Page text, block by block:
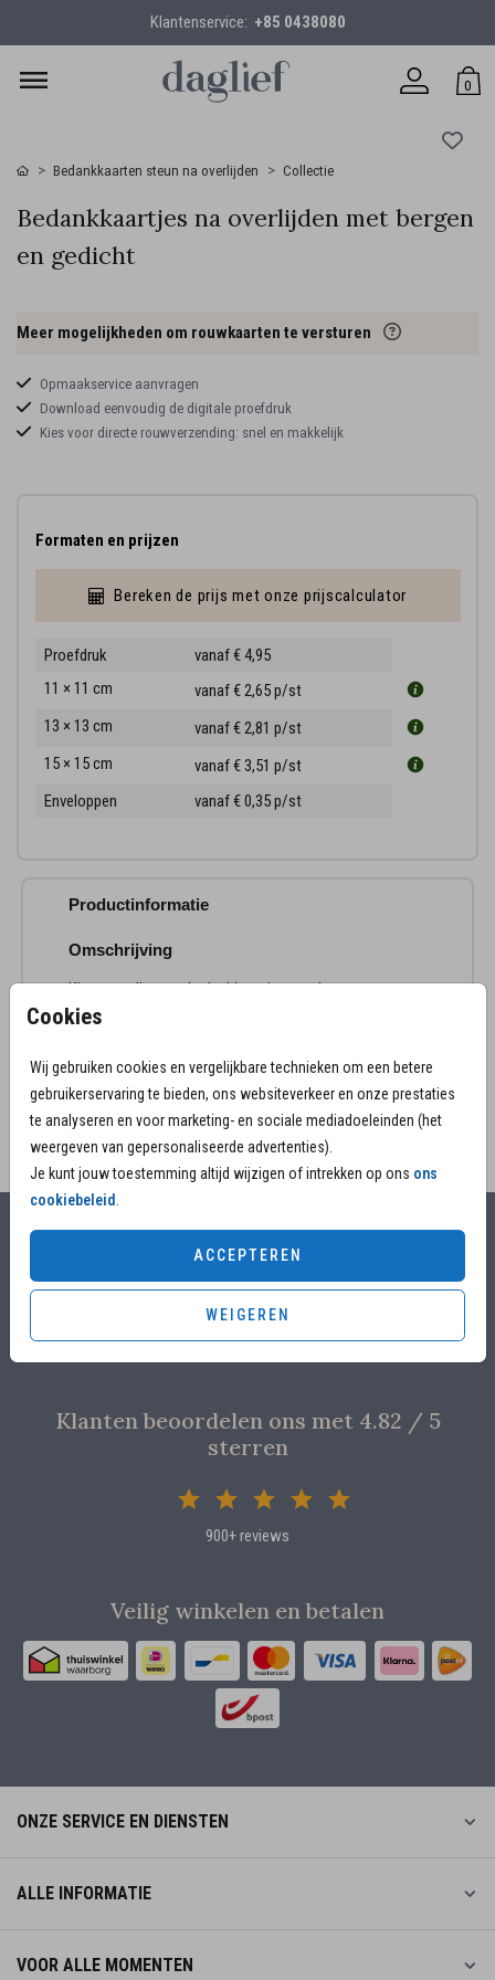
Klantenservice: +85 0438080
0
Cookies
Wij gebruiken cookies en vergelijkbare technieken om een betere
gebruikerservaring te bieden, ons websiteverkeer en onze prestaties
te analyseren en voor marketing- en sociale mediadoeleinden (het
weergeven van gepersonaliseerde advertenties).
Je kunt jouw toestemming altijd wijzigen of intrekken op ons ons
cookiebeleid
ACCEPTEREN
WEIGEREN
Bedankkaarten steun na overlijden Collectie
Bedankkaartjes na overlijden met bergen
en gedicht
Meer mogelijkheden om rouwkaarten te versturen
Opmaakservice aanvragen
Download eenvoudig de digitale proefdruk
Kies voor directe rouwverzending: snel en makkelijk
Formaten en prijzen
Bereken de prijs met onze prijscalculator
Proefdruk
vanaf € 4,95
11 × 11 cm
vanaf € 2,65p/st
13 × 13 cm
vanaf € 2,81 p/st
15 × 15 cm
vanaf € 3,51 p/st
Enveloppen
vanaf € 0,35p/st
Productinformatie
Omschrijving
Kies voor dit rouw bedankkaartje met als extra
toevoeging folie. Een mooi aandenken om te
Alles voor jouw moment
Overleg met designers van de ontwerpstudio
Proefdruk voor €4,95
Klanten beoordelen ons met 4.82 / 5
sterren
900+ reviews
Veilig winkelen en betalen
ONZE SERVICE EN DIENSTEN
ALLE INFORMATIE
VOOR ALLE MOMENTEN